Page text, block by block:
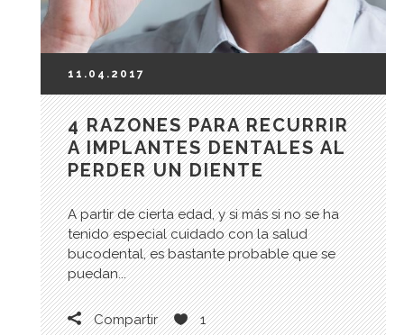
11.04.2017
4 RAZONES PARA RECURRIR
A IMPLANTES DENTALES AL
PERDER UN DIENTE
A partir de cierta edad, y si más si no se ha
tenido especial cuidado con la salud
bucodental, es bastante probable que se
puedan...
Compartir 1